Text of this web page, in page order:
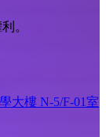
。
大樓 N-5/F-01室